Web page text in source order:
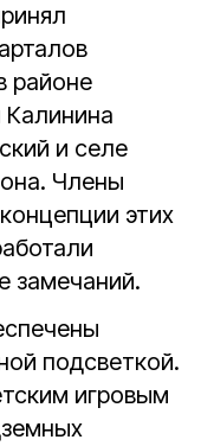
районе
Калинина
и селе
Члены
этих
замечаний.
подсветкой.
игровым